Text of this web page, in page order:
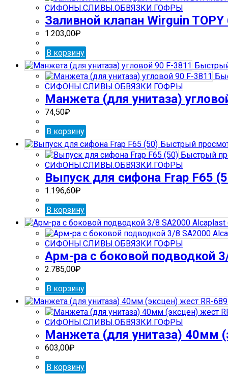
СИФОНЫ.СЛИВЫ.ОБВЯЗКИ.ГОФРЫ
Заливной клапан Wirguin
1.203,00₽
В корзину
СИФОНЫ.СЛИВЫ.ОБВЯЗКИ.ГОФРЫ
Манжета (для унитаза)
74,50₽
В корзину
Быстрый
Быстрый
СИФОНЫ.СЛИВЫ.ОБВЯЗКИ.ГОФРЫ
Выпуск для сифона Frap F65
1.196,60₽
В корзину
СИФОНЫ.СЛИВЫ.ОБВЯЗКИ.ГОФРЫ
Арм-ра с боковой подводкой
2.785,00₽
В корзину
СИФОНЫ.СЛИВЫ.ОБВЯЗКИ.ГОФРЫ
Манжета (для унитаза) 40мм
603,00₽
В корзину